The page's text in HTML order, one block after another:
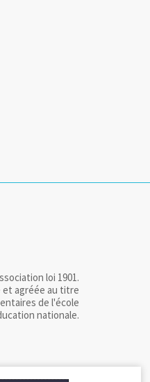
loi 1901.
agréée au titre
de l'école
nationale.